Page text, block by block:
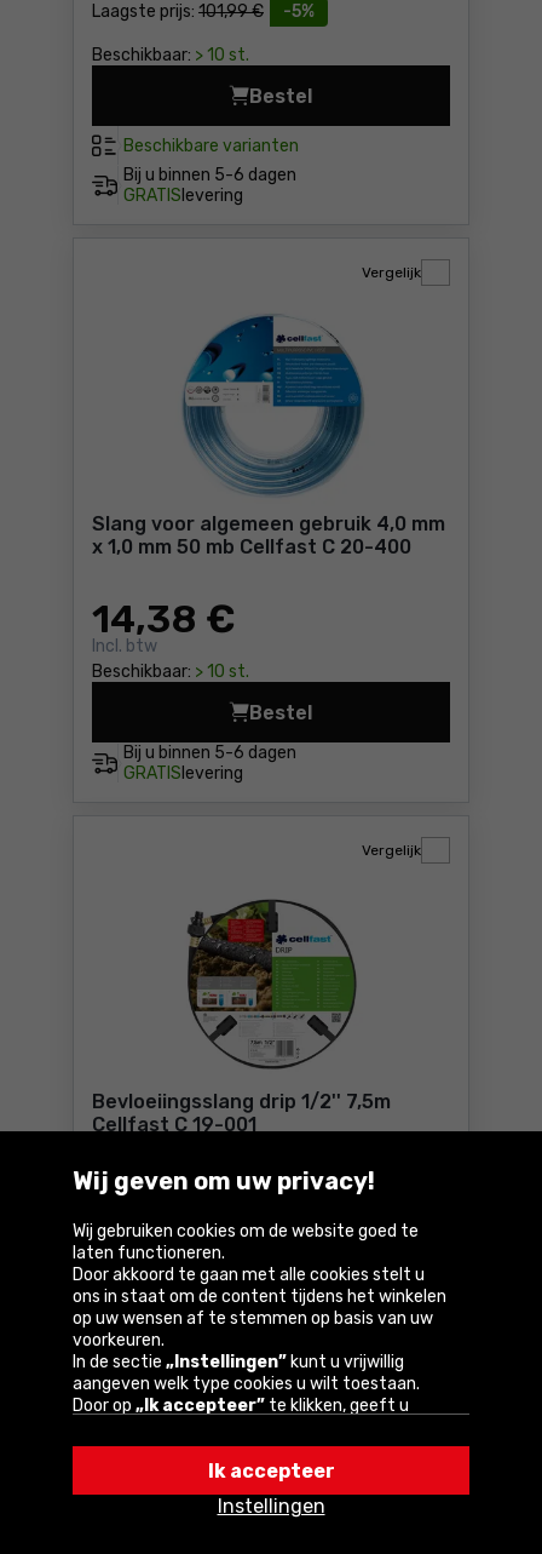
-5%
Laagste prijs: 101,99 €
Beschikbaar: > 10 st.
Beschikbare varianten
Bij u binnen 5-6 dagen
GRATIS levering
Bestel
Tuinslang Cellfast HOBBY
Slang voor algemeen gebruik 4,0 mm
x 1,0 mm 50 mb Cellfast C 20-400
14,38 €
Incl. btw
Beschikbaar: > 10 st.
Vergelijk
Bij u binnen 5-6 dagen
GRATIS levering
Bestel
Slang voor algemeen
Bevloeiingsslang drip 1/2'' 7,5m
Cellfast C 19-001
15,10 €
Incl. btw
Beschikbaar: 4 st.
Vergelijk
Bij u binnen5-6 dagen
GRATIS
levering
Bestel
Bevloeiingsslang drip 1/2''
Wij geven om uw privacy!
Wij gebruiken cookies om de website goed te
laten functioneren.
Door akkoord te gaan met alle cookies stelt u
ons in staat om de content tijdens het winkelen
op uw wensen af te stemmen op basis van uw
voorkeuren.
In de sectie „Instellingen” kunt u vrijwillig
aangeven welk type cookies u wilt toestaan.
Door op „Ik accepteer” te klikken, geeft u
volgens de instellingen van uw browser.
U kunt uw keuze te allen tijde wijzigen door op
„Instellingen”in het cookiebeleid te klikken.
Een van onze partners is Google.
Instellingen
Ik accepteer